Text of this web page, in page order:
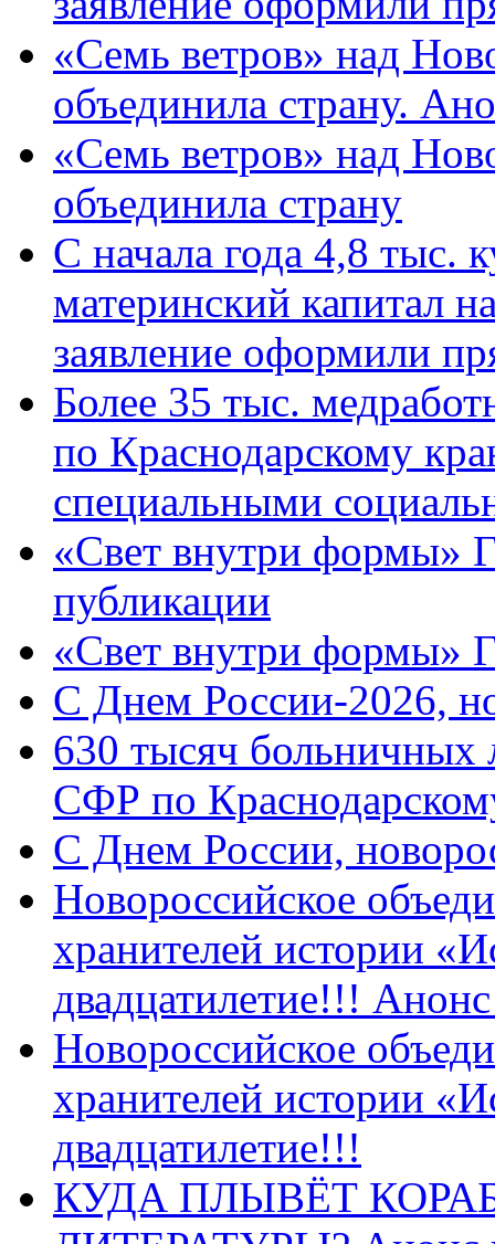
«Семь ветров» над
объединила страну.
«Семь ветров» над
объединила страну
С начала года 4,8 тыс.
материнский капитал
заявление оформили
Более 35 тыс.
по Краснодарскому
специальными
«Свет внутри формы»
публикации
«Свет внутри формы»
C Днем России-2026,
630 тысяч больничных
СФР по
C Днем России,
Новороссийское
хранителей истории
двадцатилетие!!!
Новороссийское
хранителей истории
двадцатилетие!!!
КУДА ПЛЫВЁТ